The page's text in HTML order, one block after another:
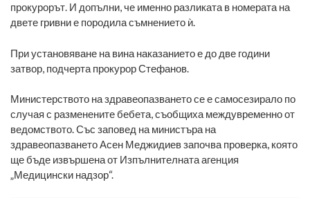
прокурорът. И допълни, че именно разликата в номерата на
двете гривни е породила съмнението ѝ.
При установяване на вина наказанието е до две години
затвор, подчерта прокурор Стефанов.
Министерството на здравеопазването се е самосезирало по
случая с разменените бебета, съобщиха междувременно от
ведомството. Със заповед на министъра на
здравеопазването Асен Меджидиев започва проверка, която
ще бъде извършена от Изпълнителната агенция
„Медицински надзор“.